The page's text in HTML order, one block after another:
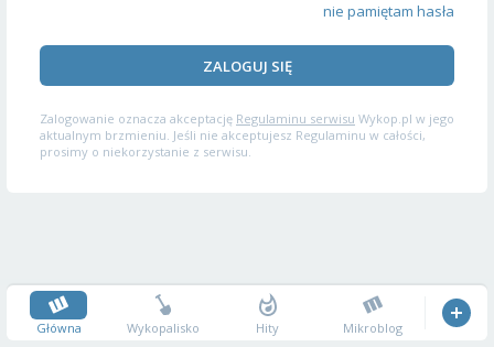
nie pamiętam hasła
ZALOGUJ SIĘ
Zalogowanie oznacza akceptację Regulaminu serwisu Wykop.pl w jego
aktualnym brzmieniu. Jeśli nie akceptujesz Regulaminu w całości,
prosimy o niekorzystanie z serwisu.
Główna Wykopalisko Hity Mikroblog